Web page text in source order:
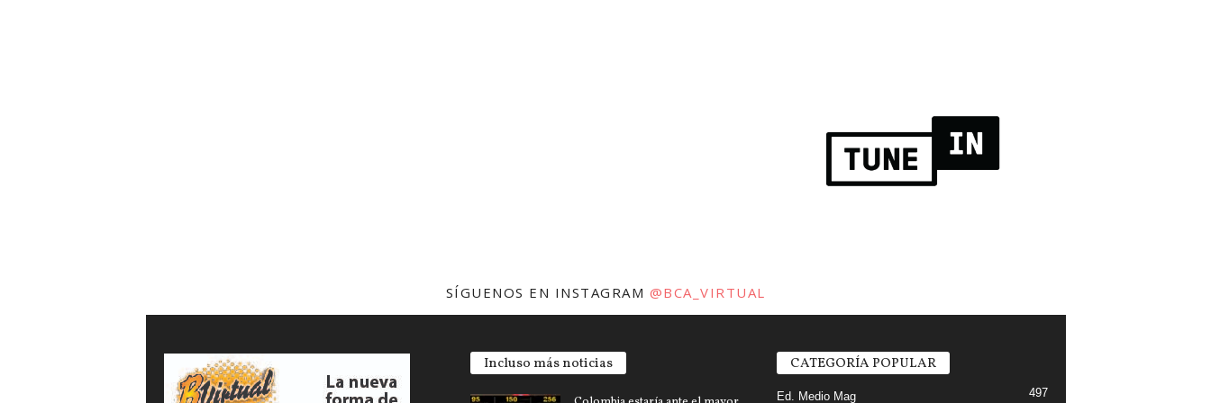
SÍGUENOS EN INSTAGRAM @BCA_VIRTUAL
Incluso más noticias CATEGORÍA POPULAR
Ed. Medio Mag 497